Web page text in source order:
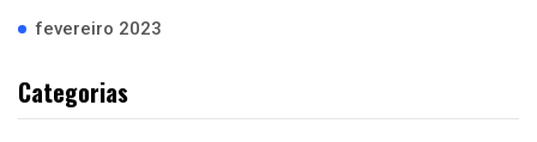
fevereiro 2023
Categorias